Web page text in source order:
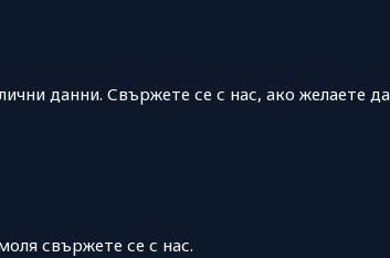
данни. Свържете се с нас, ако желаете да
свържете се с нас.